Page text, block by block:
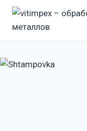
Перейти